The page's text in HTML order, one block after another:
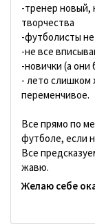
-тренер новый,
творчества
-футболисты не
-не все
-новички (а они
- лето слишком
переменчивое.
Все прямо по
футболе, если
Все
жавю.
Желаю себе